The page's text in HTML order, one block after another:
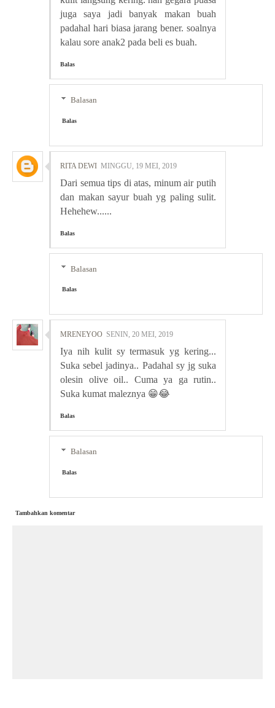
juga saya jadi banyak makan buah
padahal hari biasa jarang bener. soalnya
kalau sore anak2 pada beli es buah.
Balas
Balasan
Balas
RITA DEWI MINGGU, 19 MEI, 2019
Dari semua tips di atas, minum air putih
dan makan sayur buah yg paling sulit.
Hehehew......
Balas
Balasan
Balas
MRENEYOO SENIN, 20 MEI, 2019
Iya nih kulit sy termasuk yg kering...
Suka sebel jadinya.. Padahal sy jg suka
olesin olive oil.. Cuma ya ga rutin..
Suka kumat maleznya 😁😂
Balas
Balasan
Balas
Tambahkan komentar